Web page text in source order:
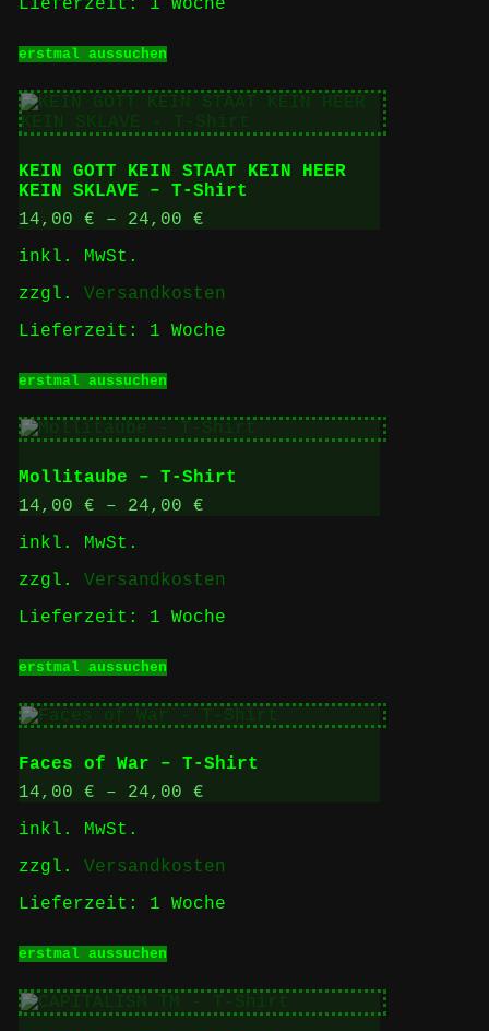
werden
Lieferzeit: 1 Woche
erstmal aussuchenProdukt
mehrere
Varianten
auf.
Optionen
können
auf
werden
KEIN GOTT KEIN STAAT KEIN HEER
KEIN SKLAVE – T-Shirt
14,00 € – 24,00 €
inkl. MwSt.
zzgl. Versandkosten
Lieferzeit: 1 Woche
erstmal aussuchenProdukt
mehrere
Varianten
auf.
Die
Optionen
Produktseite
werden
Mollitaube – T-Shirt
14,00 € – 24,00 €
inkl. MwSt.
zzgl. Versandkosten
Lieferzeit: 1 Woche
erstmal aussuchenProdukt
mehrere
Varianten
auf.
Die
Optionen
Produktseite
werden
Faces of War – T-Shirt
14,00 € – 24,00 €
inkl. MwSt.
zzgl. Versandkosten
Lieferzeit: 1 Woche
erstmal aussuchenProdukt
mehrere
Varianten